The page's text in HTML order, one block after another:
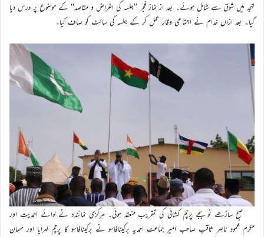
تہجد میں شوق سے شامل ہوئے۔ بعد از نماز فجر ’’جلسہ کی اغراض و مقاصد‘‘ کے موضوع پر درس دیا
گیا۔ بعد ازاں خدام نے اجتماعی وقار عمل کر کے جلسہ کی سائٹ کو صاف کیا۔
صبح ساڑھے نو بجے پرچم کشائی کی تقریب منعقد ہوئی۔ مرکزی نمائندہ نے لوائے احمدیت اور
مکرم محمود ناصر ثاقب صاحب امیر جماعت احمدیہ برکینافاسو نے برکینافاسو کا پرچم لہرایا اور مہمان